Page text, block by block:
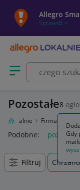
Allegro
Sprawdź »
Otwórz menu z
Pozostałe8
Lokalnie Firma i usługi
Podobne: pozostałe
Filtruj
Gdy